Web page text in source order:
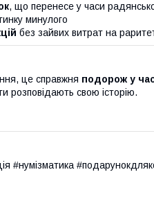
, що перенесе у часи
минулого
без зайвих витрат на
це справжня подорож у
розповідають свою історію.